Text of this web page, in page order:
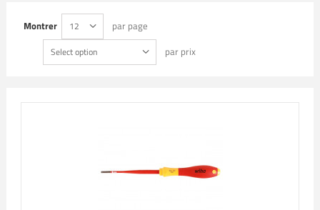
Montrer 12 par page
Select option par prix